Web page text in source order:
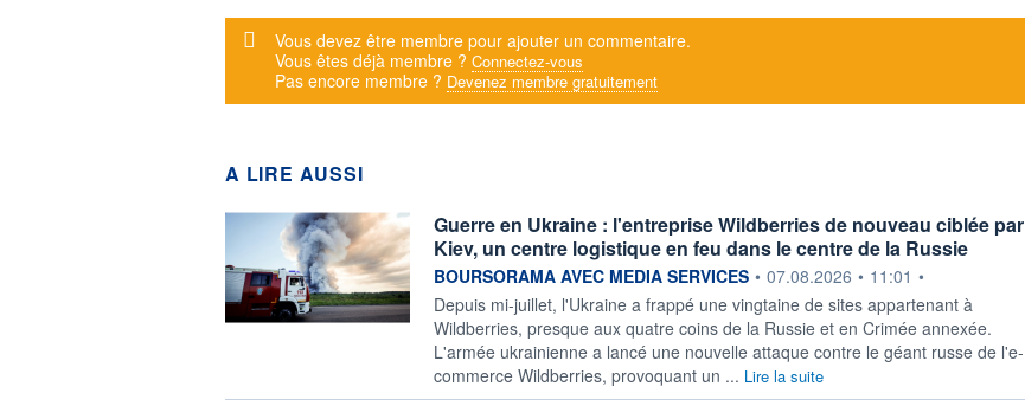
Message d'alerte
Vous devez être membre pour ajouter un commentaire.
Vous êtes déjà membre ? Connectez-vous
Pas encore membre ? Devenez membre gratuitement
A LIRE AUSSI
Guerre en Ukraine : l'entreprise Wildberries de nouveau ciblée par
Kiev, un centre logistique en feu dans le centre de la Russie
information fournie par
BOURSORAMA AVEC MEDIA SERVICES • 07.08.2026 • 11:01 •
Depuis mi-juillet, l'Ukraine a frappé une vingtaine de sites appartenant à
Wildberries, presque aux quatre coins de la Russie et en Crimée annexée.
L'armée ukrainienne a lancé une nouvelle attaque contre le géant russe de l'e-
commerce Wildberries, provoquant un ... Lire la suite